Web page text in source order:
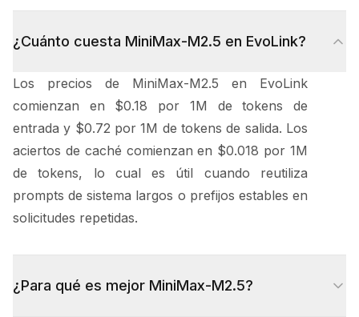
¿Cuánto cuesta MiniMax-M2.5 en EvoLink?
Los precios de MiniMax-M2.5 en EvoLink
comienzan en $0.18 por 1M de tokens de
entrada y $0.72 por 1M de tokens de salida. Los
aciertos de caché comienzan en $0.018 por 1M
de tokens, lo cual es útil cuando reutiliza
prompts de sistema largos o prefijos estables en
solicitudes repetidas.
¿Para qué es mejor MiniMax-M2.5?